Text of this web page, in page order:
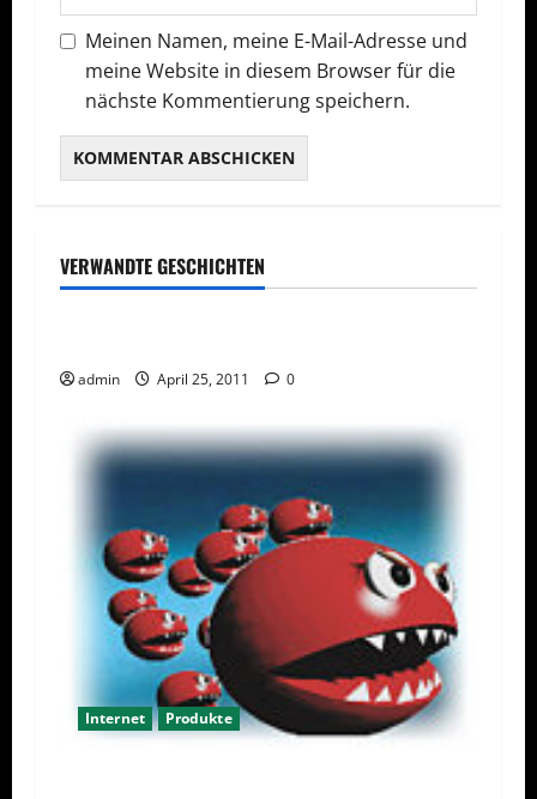
Meinen Namen, meine E-Mail-Adresse und
meine Website in diesem Browser für die
nächste Kommentierung speichern.
VERWANDTE GESCHICHTEN
ACHTUNG! Internet Pressemitteilungen
admin April 25, 2011 0
Internet Produkte